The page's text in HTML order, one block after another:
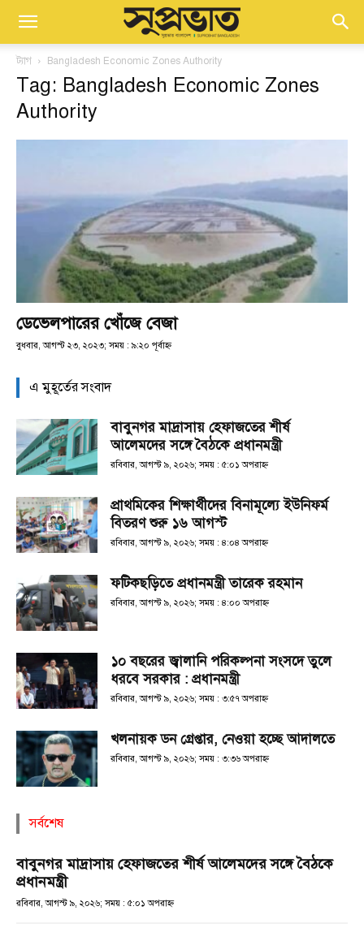
ট্যাগ Bangladesh Economic Zones Authority
Tag: Bangladesh Economic Zones
Authority
ডেভেলপারের খোঁজে বেজা
বুধবার, আগস্ট ২৩, ২০২৩; সময় : ৯:২০ পূর্বাহ্ণ
এ মুহূর্তের সংবাদ
বাবুনগর মাদ্রাসায় হেফাজতের শীর্ষ
আলেমদের সঙ্গে বৈঠকে প্রধানমন্ত্রী
রবিবার, আগস্ট ৯, ২০২৬; সময় : ৫:০১ অপরাহ্ণ
প্রাথমিকের শিক্ষার্থীদের বিনামূল্যে ইউনিফর্ম
বিতরণ শুরু ১৬ আগস্ট
রবিবার, আগস্ট ৯, ২০২৬; সময় : ৪:০৪ অপরাহ্ণ
ফটিকছড়িতে প্রধানমন্ত্রী তারেক রহমান
রবিবার, আগস্ট ৯, ২০২৬; সময় : ৪:০০ অপরাহ্ণ
১০ বছরের জ্বালানি পরিকল্পনা সংসদে তুলে
ধরবে সরকার : প্রধানমন্ত্রী
রবিবার, আগস্ট ৯, ২০২৬; সময় : ৩:৫৭ অপরাহ্ণ
খলনায়ক ডন গ্রেপ্তার, নেওয়া হচ্ছে আদালতে
রবিবার, আগস্ট ৯, ২০২৬; সময় : ৩:৩৬ অপরাহ্ণ
সর্বশেষ
বাবুনগর মাদ্রাসায় হেফাজতের শীর্ষ আলেমদের সঙ্গে বৈঠকে
প্রধানমন্ত্রী
রবিবার, আগস্ট ৯, ২০২৬; সময় : ৫:০১ অপরাহ্ণ